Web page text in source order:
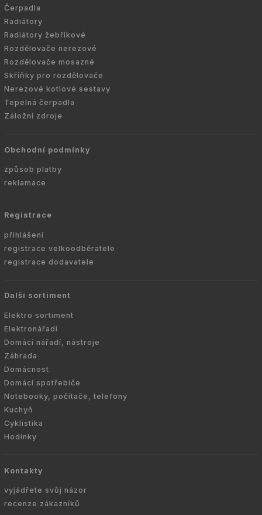
Čerpadla
Radiátory
Radiátory žebříkové
Rozdělovače nerezové
Rozdělovače mosazné
Skříňky pro rozdělovače
Nerezové kotlové sestavy
Tepelná čerpadla
Záložní zdroje
Obchodní podmínky
způsob platby
reklamace
Registrace
přihlášení
registrace velkoodběratele
registrace dodavatele
Další sortiment
Elektro sortiment
Elektronářadí
Domácí nářadí, nástroje
Záhrada
Domácnost
Domácí spotřebiče
Notebooky, počítače, telefony
Kuchyň
Cyklistika
Hodinky
Kontakty
vyjádřete svůj názor
recenze zákazníků